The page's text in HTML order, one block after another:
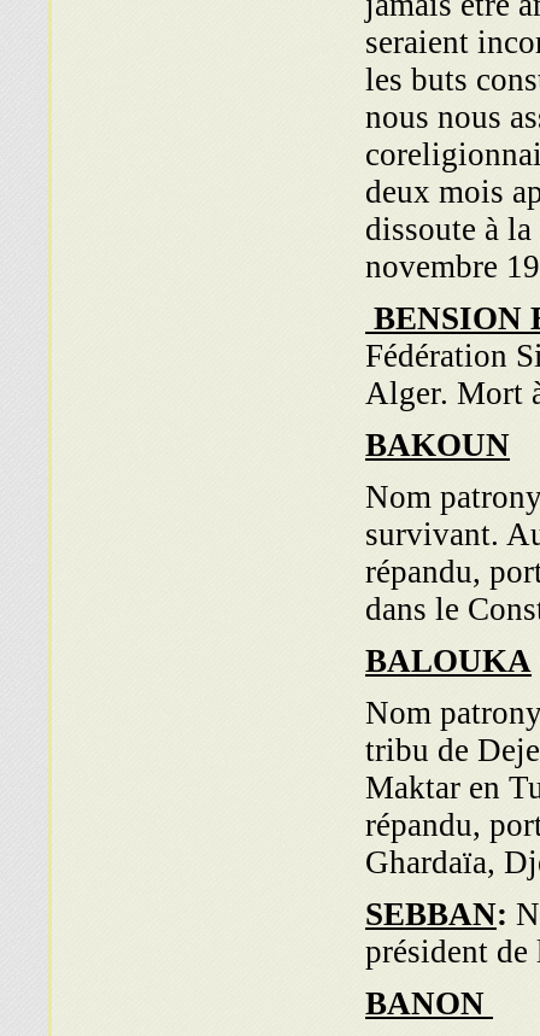
seraient
les buts
nous nous
deux mois
dissoute à
novembre
BENSION
Fédération
Alger. Mort
BAKOUN
Nom
survivant.
répandu,
dans le
BALOUKA
Nom
tribu de
Maktar en
répandu,
Ghardaïa,
SEBBAN:
président de